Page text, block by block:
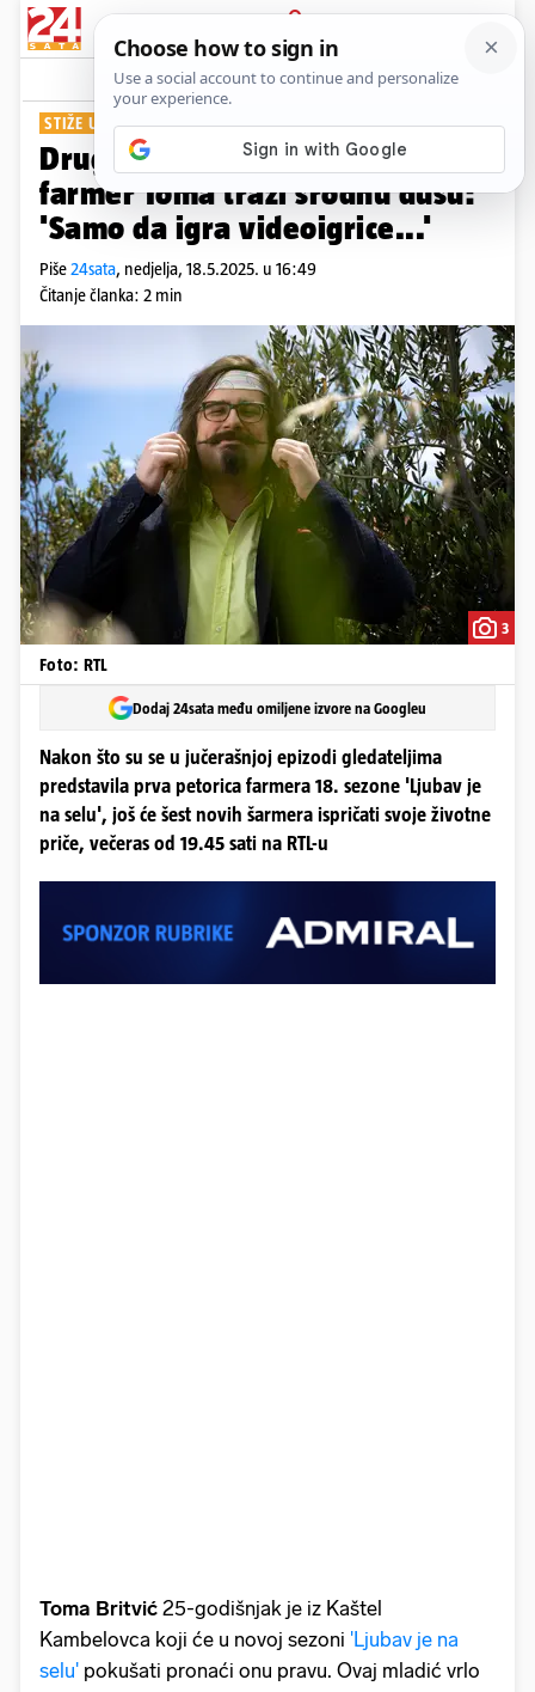
PRIJAVA
Show Komentari
STIŽE U 'LJUBAV JE NA SELU'
Drugačiji od drugih! Usamljeni
farmer Toma traži srodnu dušu:
'Samo da igra videoigrice...'
Piše24sata, nedjelja, 18.5.2025. u 16:49
Čitanje članka: 2 min
3
Foto: RTL
Dodaj 24sata među omiljene izvore na Googleu
Nakon što su se u jučerašnjoj epizodi gledateljima
predstavila prva petorica farmera 18. sezone 'Ljubav je
na selu', još će šest novih šarmera ispričati svoje životne
priče, večeras od 19.45 sati na RTL-u
Toma Britvić 25-godišnjak je iz Kaštel
Kambelovca koji će u novoj sezoni 'Ljubav je na
selu' pokušati pronaći onu pravu. Ovaj mladić vrlo